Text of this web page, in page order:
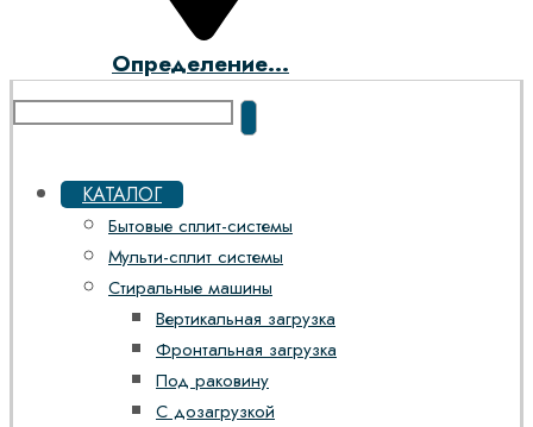
Определение...
КАТАЛОГ
Бытовые сплит-системы
Мульти-сплит системы
Стиральные машины
Вертикальная загрузка
Фронтальная загрузка
Под раковину
С дозагрузкой